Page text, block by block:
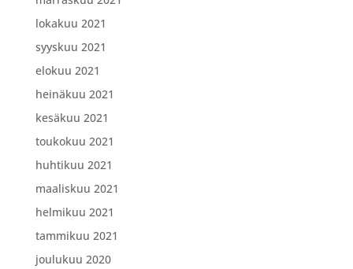
lokakuu 2021
syyskuu 2021
elokuu 2021
heinäkuu 2021
kesäkuu 2021
toukokuu 2021
huhtikuu 2021
maaliskuu 2021
helmikuu 2021
tammikuu 2021
joulukuu 2020